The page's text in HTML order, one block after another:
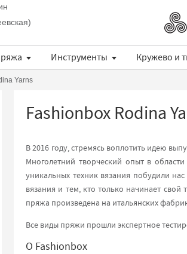
Инструменты Кружево и
Yarns
Fashionbox Rodina
В 2016 году, стремясь воплотить идею
Многолетний творческий опыт в
уникальных техник вязания побудили
вязания и тем, кто только начинает
пряжа произведена на итальянских
Все виды пряжи прошли экспертное
О Fashionbox